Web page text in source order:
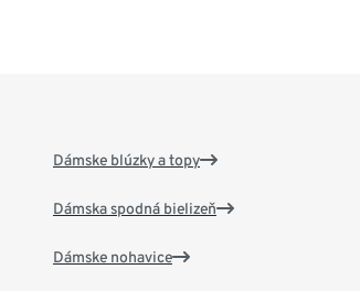
Dámske blúzky a topy
Dámska spodná bielizeň
Dámske nohavice